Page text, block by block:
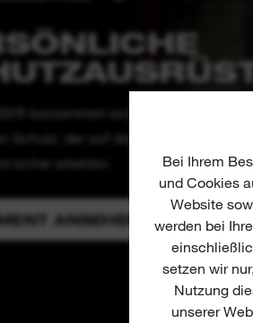
Bei Ihrem
und Cookies
Website
werden bei
setzen wir
Nutzung
unserer
konzentriert sich auf die
Schutz, der auf die Bedürfnisse des
sicher arbeiten.
ANSEHEN